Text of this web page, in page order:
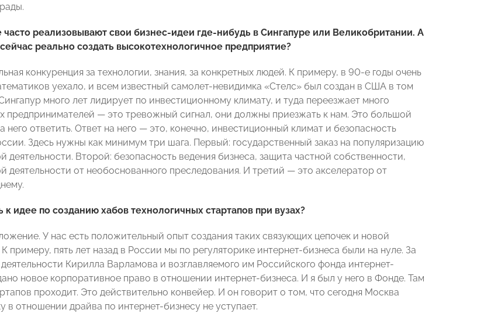
реализовывают свои бизнес-идеи где-нибудь в Сингапуре или Великобритании. А
реально создать высокотехнологичное предприятие?
конкуренция за технологии, знания, за конкретных людей. К примеру, в 90-е годы очень
уехало, и всем известный самолет-невидимка «Стелс» был создан в США в том
много лет лидирует по инвестиционному климату, и туда переезжает много
предпринимателей — это тревожный сигнал, они должны приезжать к нам. Это большой
него ответить. Ответ на него — это, конечно, инвестиционный климат и безопасность
Здесь нужны как минимум три шага. Первый: государственный заказ на популяризацию
деятельности. Второй: безопасность ведения бизнеса, защита частной собственности,
деятельности от необоснованного преследования. И третий — это акселератор от
идее по созданию хабов технологичных стартапов при вузах?
У нас есть положительный опыт создания таких связующих цепочек и новой
примеру, пять лет назад в России мы по регуляторике интернет-бизнеса были на нуле. За
Кирилла Варламова и возглавляемого им Российского фонда интернет-
новое корпоративное право в отношении интернет-бизнеса. И я был у него в Фонде. Там
проходит. Это действительно конвейер. И он говорит о том, что сегодня Москва
отношении драйва по интернет-бизнесу не уступает.